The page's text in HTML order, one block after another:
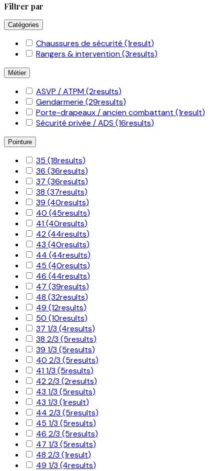
Filtrer par
Catégories
Chaussures de sécurité (1result)
Rangers & intervention(3results)
Métier
ASVP / ATPM(2results)
Gendarmerie (29results)
Porte-drapeaux / ancien combattant (1result)
Sécurité privée / ADS (16results)
Pointure
35 (18results)
36 (36results)
37 (36results)
38 (37results)
39 (40results)
40 (45results)
41(40results)
42(44results)
43 (40results)
44 (44results)
45 (40results)
46 (44results)
47 (39results)
48 (32results)
49 (12results)
50 (10results)
37 1/3 (4results)
38 2/3 (5results)
39 1/3 (5results)
40 2/3 (5results)
41 1/3 (5results)
42 2/3 (2results)
43 1/3 (5results)
43 1/3 (1result)
44 2/3 (5results)
45 1/3 (5results)
46 2/3 (5results)
47 1/3 (5results)
48 2/3 (1result)
49 1/3 (4results)